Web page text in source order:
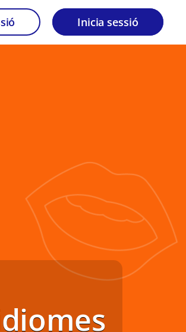
Inicia sessió